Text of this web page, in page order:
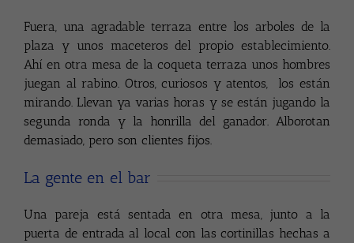
Fuera, una agradable terraza entre los arboles de la
plaza y unos maceteros del propio establecimiento.
Ahí en otra mesa de la coqueta terraza unos hombres
juegan al rabino. Otros, curiosos y atentos, los están
mirando. Llevan ya varias horas y se están jugando la
segunda ronda y la honrilla del ganador. Alborotan
demasiado, pero son clientes fijos.
La gente en el bar
Una pareja está sentada en otra mesa, junto a la
puerta de entrada al local con las cortinillas hechas a